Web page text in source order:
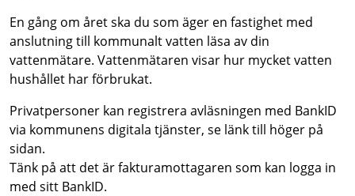
En gång om året ska du som äger en fastighet med
anslutning till kommunalt vatten läsa av din
vattenmätare. Vattenmätaren visar hur mycket vatten
hushållet har förbrukat.
Privatpersoner kan registrera avläsningen med BankID
via kommunens digitala tjänster, se länk till höger på
sidan.
Tänk på att det är fakturamottagaren som kan logga in
med sitt BankID.